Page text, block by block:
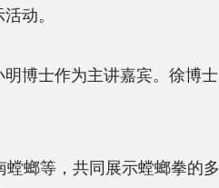
动。
博士作为主讲嘉宾。徐博士
螂等，共同展示螳螂拳的多